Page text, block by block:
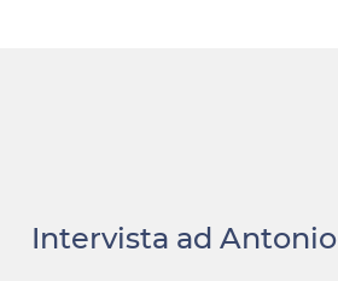
Intervista ad Antonio